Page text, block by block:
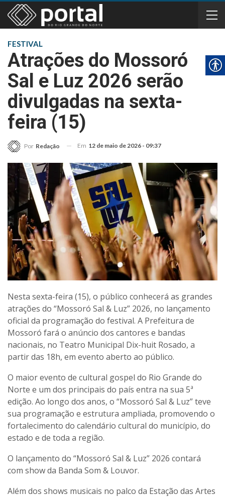
FESTIVAL
Atrações do Mossoró
Sal e Luz 2026 serão
divulgadas na sexta-
feira (15)
Por Redação Em 12 de maio de 2026 - 09:37
Nesta sexta-feira (15), o público conhecerá as grandes
atrações do “Mossoró Sal & Luz” 2026, no lançamento
oficial da programação do festival. A Prefeitura de
Mossoró fará o anúncio dos cantores e bandas
nacionais, no Teatro Municipal Dix-huit Rosado, a
partir das 18h, em evento aberto ao público.
O maior evento de cultural gospel do Rio Grande do
Norte e um dos principais do país entra na sua 5ª
edição. Ao longo dos anos, o “Mossoró Sal & Luz” teve
sua programação e estrutura ampliada, promovendo o
fortalecimento do calendário cultural do município, do
estado e de toda a região.
O lançamento do “Mossoró Sal & Luz” 2026 contará
com show da Banda Som & Louvor.
Além dos shows musicais no palco da Estação das Artes